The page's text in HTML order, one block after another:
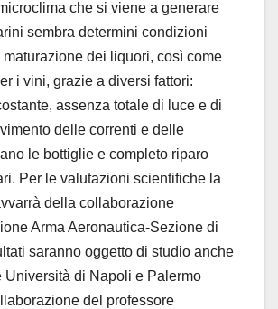
che si viene a generare
sembra determini condizioni
dei liquori, così come
i vini, grazie a diversi fattori:
assenza totale di luce e di
delle correnti e delle
le bottiglie e completo riparo
Per le valutazioni scientifiche la
della collaborazione
Arma Aeronautica-Sezione di
saranno oggetto di studio anche
Università di Napoli e Palermo
del professore